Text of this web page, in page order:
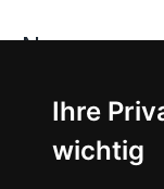
Ihre
wichtig
News
About
Instagram